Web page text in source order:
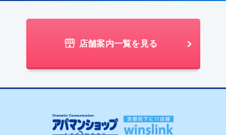
店舗案内一覧を見る